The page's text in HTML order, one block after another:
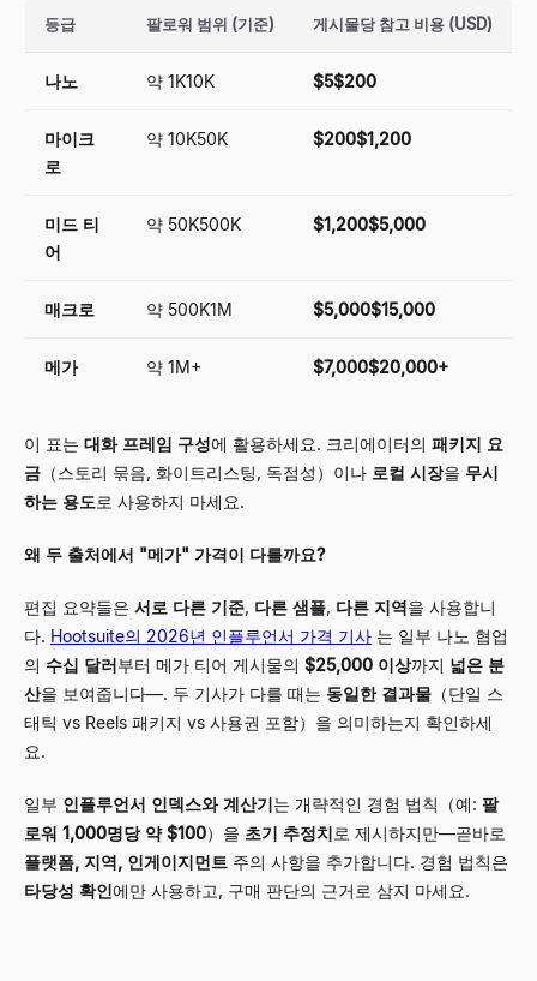
등급 팔로워 범위 (기준) 게시물당 참고 비용 (USD)
나노 약 1K10K $5$200
마이크
로
약 10K50K $200$1,200
미드 티
어
약 50K500K $1,200$5,000
매크로 약 500K1M $5,000$15,000
메가 약 1M+ $7,000$20,000+
이 표는 대화 프레임 구성에 활용하세요. 크리에이터의 패키지 요
금 （스토리 묶음, 화이트리스팅, 독점성）이나 로컬 시장을 무시
하는 용도로 사용하지 마세요.
왜 두 출처에서 "메가" 가격이 다를까요?
편집 요약들은 서로 다른 기준, 다른 샘플, 다른 지역을 사용합니
다. Hootsuite의 2026년 인플루언서 가격 기사 는 일부 나노 협업
의 수십 달러부터 메가 티어 게시물의 $25,000 이상까지 넓은 분
산을 보여줍니다—. 두 기사가 다를 때는 동일한 결과물 （단일 스
태틱 vs Reels 패키지 vs 사용권 포함）을 의미하는지 확인하세
요.
일부 인플루언서 인덱스와 계산기는 개략적인 경험 법칙（예: 팔
로워 1,000명당 약 $100）을 초기 추정치로 제시하지만—곧바로
플랫폼, 지역, 인게이지먼트 주의 사항을 추가합니다. 경험 법칙은
타당성 확인에만 사용하고, 구매 판단의 근거로 삼지 마세요.